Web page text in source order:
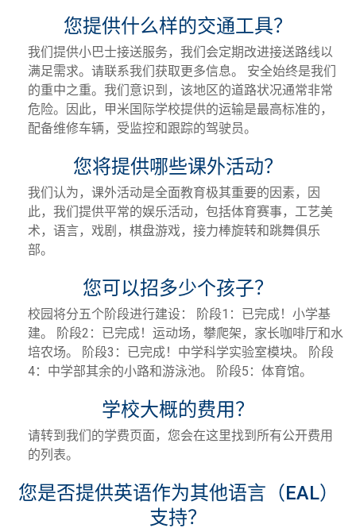
您提供什么样的交通工具？
我们提供小巴士接送服务，我们会定期改进接送路线以
满足需求。请联系我们获取更多信息。 安全始终是我们
的重中之重。我们意识到，该地区的道路状况通常非常
危险。因此，甲米国际学校提供的运输是最高标准的，
配备维修车辆，受监控和跟踪的驾驶员。
您将提供哪些课外活动？
我们认为，课外活动是全面教育极其重要的因素，因
此，我们提供平常的娱乐活动，包括体育赛事，工艺美
术，语言，戏剧，棋盘游戏，接力棒旋转和跳舞俱乐
部。
您可以招多少个孩子？
校园将分五个阶段进行建设： 阶段1：已完成！小学基
建。 阶段2：已完成！运动场，攀爬架，家长咖啡厅和水
培农场。 阶段3：已完成！中学科学实验室模块。 阶段
4：中学部其余的小路和游泳池。 阶段5：体育馆。
学校大概的费用？
请转到我们的学费页面，您会在这里找到所有公开费用
的列表。
您是否提供英语作为其他语言（EAL）
支持？